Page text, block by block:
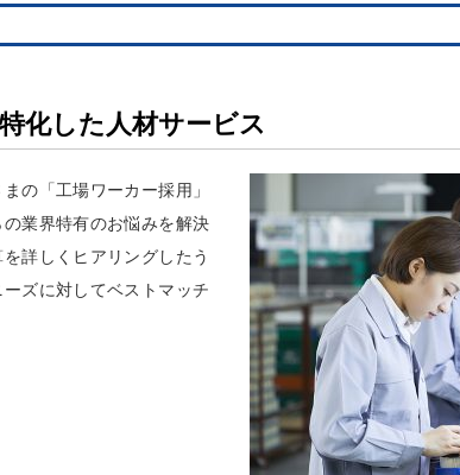
化した人材サービス
の「工場ワーカー採用」
業界特有のお悩みを解決
詳しくヒアリングしたう
ズに対してベストマッチ